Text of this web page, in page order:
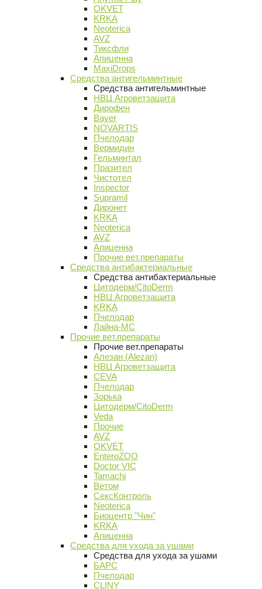
OKVET
KRKA
Neoterica
AVZ
Тиксфли
Апиценна
MaxiDrops
Средства антигельминтные
Средства антигельминтные
НВЦ Агроветзащита
Дирофен
Bayer
NOVARTIS
Пчелодар
Вермидин
Гельминтал
Празител
Чистотел
Inspector
Supramil
Диронет
KRKA
Neoterica
AVZ
Апиценна
Прочие вет.препараты
Средства антибактериальные
Средства антибактериальные
Цитодерм/CitoDerm
НВЦ Агроветзащита
KRKA
Пчелодар
Лайна-МС
Прочие вет.препараты
Прочие вет.препараты
Алезан (Alezan)
НВЦ Агроветзащита
CEVA
Пчелодар
Зорька
Цитодерм/CitoDerm
Veda
Прочие
AVZ
OKVET
EnteroZOO
Doctor VIC
Tamachi
Ветом
СексКонтроль
Neoterica
Биоцентр "Чин"
KRKA
Апиценна
Средства для ухода за ушами
Средства для ухода за ушами
БАРС
Пчелодар
CLINY